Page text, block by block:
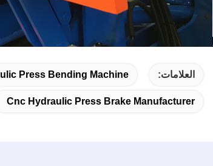
العلامات: Press Bending Machine
Cnc Hydraulic Press Brake Manufacturer